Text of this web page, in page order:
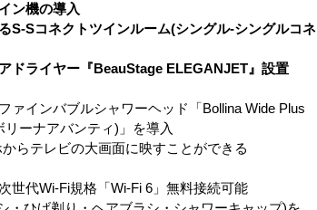
ン機の導入
Sコネクトツインルーム(シングル-シングルコ
ドライヤー『BeauStage ELEGANJET』設置
インバブルシャワーヘッド「Bollina Wide Plus
ーナアバンティ)」を導入
らテレビの大画面に映すことができる
世代Wi-Fi規格「Wi-Fi 6」無料接続可能